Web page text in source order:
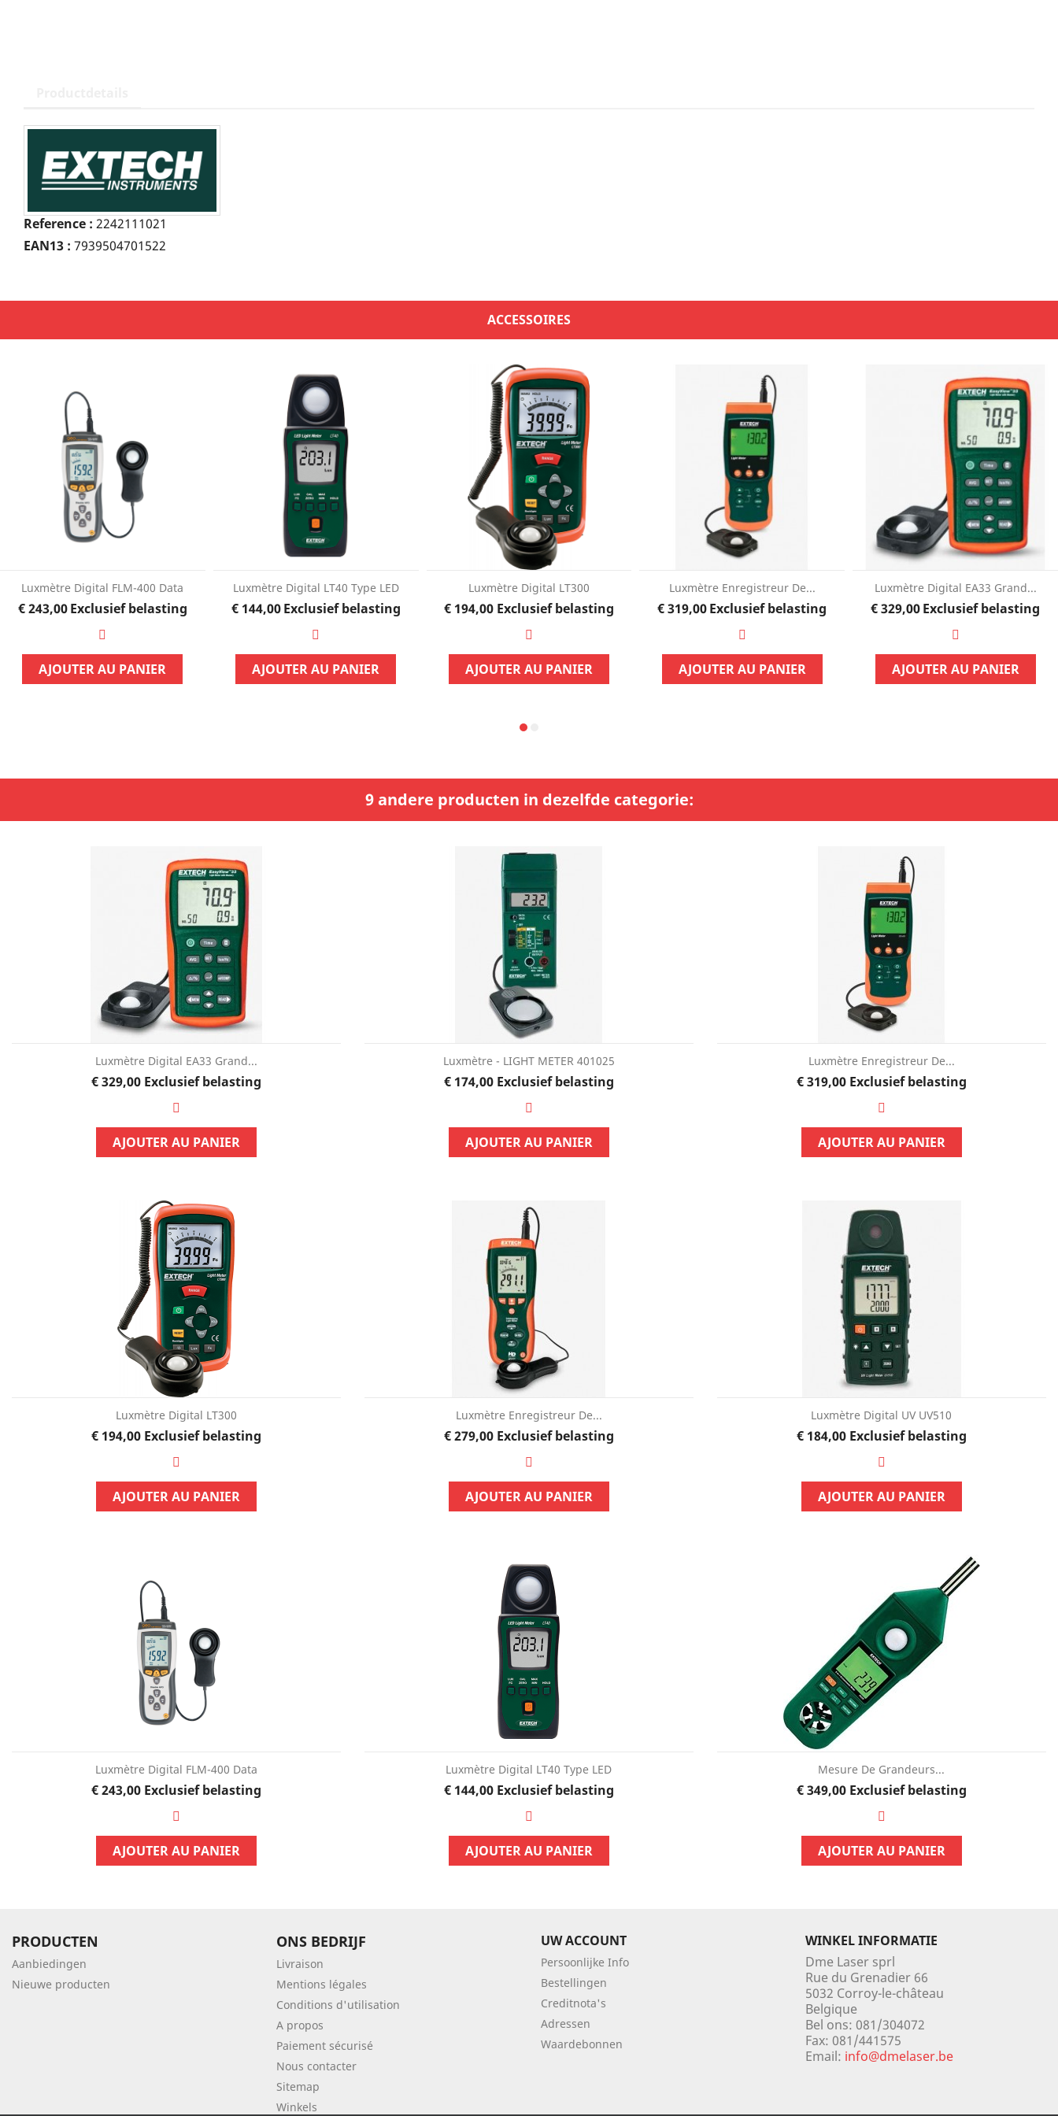
Reference : 2242111021
EAN13 : 7939504701522
ACCESSOIRES
Luxmètre Digital FLM-400 Data
Prijs
€ 243,00Exclusief belasting
AJOUTER AU PANIER
Luxmètre Digital LT40 Type LED
Prijs
€ 144,00 Exclusief belasting
AJOUTER AU PANIER
Luxmètre Digital LT300
Prijs
€ 194,00 Exclusief belasting
AJOUTER AU PANIER
Luxmètre Enregistreur De...
Prijs
€ 319,00Exclusief belasting
AJOUTER AU PANIER
Luxmètre Digital EA33 Grand...
Prijs
€ 329,00Exclusief belasting
AJOUTER AU PANIER
9 andere producten in dezelfde categorie:
Luxmètre Digital EA33 Grand...
Prijs
€ 329,00 Exclusief belasting
AJOUTER AU PANIER
Luxmètre - LIGHT METER 401025
Prijs
€ 174,00 Exclusief belasting
AJOUTER AU PANIER
Luxmètre Enregistreur De...
Prijs
€ 319,00 Exclusief belasting
AJOUTER AU PANIER
Luxmètre Digital LT300
Prijs
€ 194,00 Exclusief belasting
AJOUTER AU PANIER
Luxmètre Enregistreur De...
Prijs
€ 279,00 Exclusief belasting
AJOUTER AU PANIER
Luxmètre Digital UV UV510
Prijs
€ 184,00 Exclusief belasting
AJOUTER AU PANIER
Luxmètre Digital FLM-400 Data
Prijs
€ 243,00 Exclusief belasting
AJOUTER AU PANIER
Luxmètre Digital LT40 Type LED
Prijs
€ 144,00 Exclusief belasting
AJOUTER AU PANIER
Mesure De Grandeurs...
Prijs
€ 349,00 Exclusief belasting
AJOUTER AU PANIER
PRODUCTEN
Aanbiedingen
Nieuwe producten
ONS BEDRIJF
Livraison
Mentions légales
Conditions d'utilisation
A propos
Paiement sécurisé
Nous contacter
Sitemap
Winkels
UW ACCOUNT
Persoonlijke Info
Bestellingen
Creditnota's
Adressen
Waardebonnen
WINKEL INFORMATIE
Dme Laser sprl
Rue du Grenadier 66
5032 Corroy-le-château
Belgique
Bel ons: 081/304072
Fax: 081/441575
Email: info@dmelaser.be